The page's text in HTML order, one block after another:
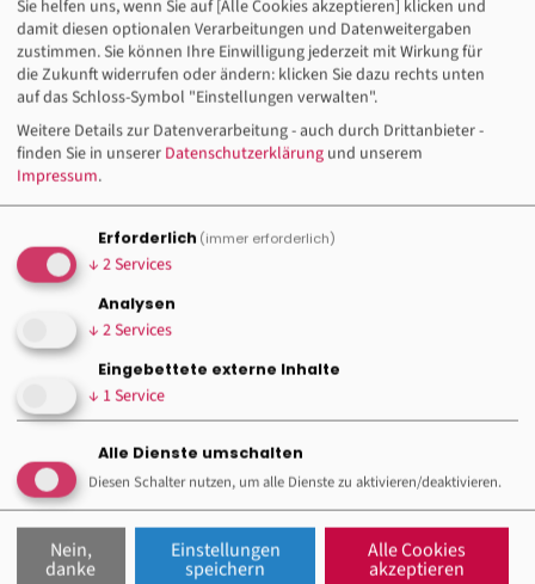
Haus B
in Hattingen
Kontakt
Sie helfen uns, wenn Sie auf [Alle Cookies akzeptieren] klicken und
damit diesen optionalen Verarbeitungen und Datenweitergaben
zustimmen. Sie können Ihre Einwilligung jederzeit mit Wirkung für
die Zukunft widerrufen oder ändern: klicken Sie dazu rechts unten
auf das Schloss-Symbol "Einstellungen verwalten".
Weitere Details zur Datenverarbeitung - auch durch Drittanbieter -
finden Sie in unserer Datenschutzerklärung und unserem
Impressum.
Erforderlich (immer erforderlich)
↓ 2 Services
Analysen
↓ 2 Services
Eingebettete externe Inhalte
↓ 1 Service
Alle Dienste umschalten
Diesen Schalter nutzen, um alle Dienste zu aktivieren/deaktivieren.
Nein,
danke
Einstellungen
speichern
Alle Cookies
akzeptieren